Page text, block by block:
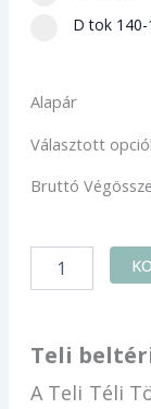
D tok
Alapár
Választott
Bruttó
Teli
A Teli Téli